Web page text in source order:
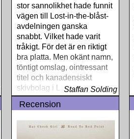
stor sannolikhet hade funnit
vägen till Lost-in-the-blåst-
avdelningen ganska
snabbt. Vilket hade varit
tråkigt. För det är en riktigt
bra platta. Men okänt namn,
töntigt omslag, ointressant
titel och kanadensiskt
skivbolag i London ingen
hört talas om
Staffan Solding
Recension